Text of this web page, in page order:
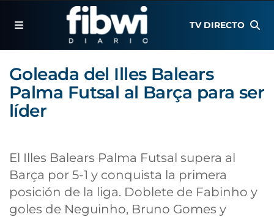
TV DIRECTO
Goleada del Illes Balears
Palma Futsal al Barça para ser
líder
El Illes Balears Palma Futsal supera al
Barça por 5-1 y conquista la primera
posición de la liga. Doblete de Fabinho y
goles de Neguinho, Bruno Gomes y